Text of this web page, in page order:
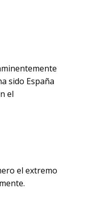
sido España
el
el extremo